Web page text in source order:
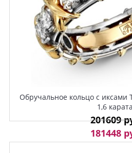
Обручальное кольцо с иксами
1,6 карата
201609
181448